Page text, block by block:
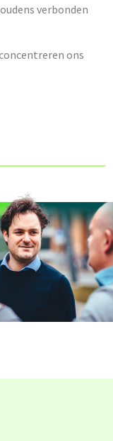
verbonden
ons